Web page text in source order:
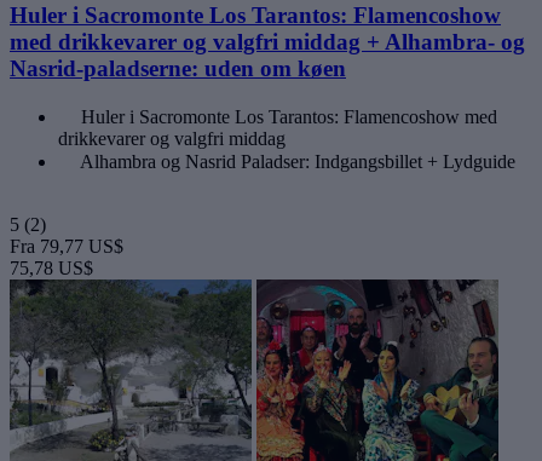
Huler i Sacromonte Los Tarantos: Flamencoshow
med drikkevarer og valgfri middag + Alhambra- og
Nasrid-paladserne: uden om køen
Huler i Sacromonte Los Tarantos: Flamencoshow med
drikkevarer og valgfri middag
Alhambra og Nasrid Paladser: Indgangsbillet + Lydguide
5 (2)
Fra 79,77 US$
75,78 US$